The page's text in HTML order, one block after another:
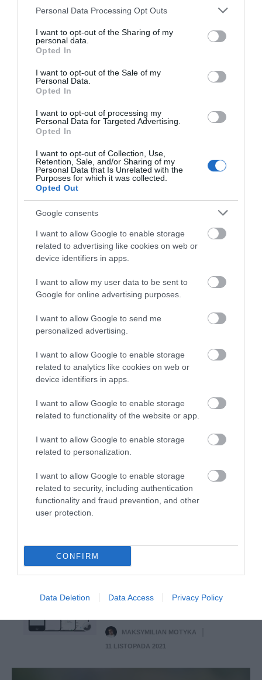
Please note that this website/app uses one or more Google
not limited to your visit or usage behaviour. You may click to
grant or deny consent to Google and its third-party tags to
use your data for below specified purposes in below Google
consent section.
Personal Data Processing Opt Outs
I want to opt-out of the Sharing of my
personal data.
Opted In
I want to opt-out of the Sale of my
Personal Data.
Opted In
I want to opt-out of processing my
Personal Data for Targeted Advertising.
Opted In
I want to opt-out of Collection, Use,
Retention, Sale, and/or Sharing of my
Personal Data that Is Unrelated with the
Purposes for which it was collected.
Opted Out
Google consents
I want to allow Google to enable storage
related to advertising like cookies on web or
device identifiers in apps.
I want to allow my user data to be sent to
Google for online advertising purposes.
I want to allow Google to send me
personalized advertising.
I want to allow Google to enable storage
related to analytics like cookies on web or
device identifiers in apps.
I want to allow Google to enable storage
related to functionality of the website or app.
I want to allow Google to enable storage
related to personalization.
I want to allow Google to enable storage
related to security, including authentication
functionality and fraud prevention, and other
user protection.
CONFIRM
Data Deletion Data Access Privacy Policy
Xiaomi może pracować nad tańszą
JAKUB SZKUDLAREK
LOKALIZATORY
JAKUB SZKUDLAREK
12 LIPCA 2021
Tima Cooka. Otrzymał
odpowiedź!
TOMASZ SZWAST
Wygląda na to, że Huawei też chce mieć
swój smart tag. Nadchodzi Huawei S-
LOKALIZATORY
Ważna zmiana w iOS.
Podrzucone AirTagi będzie
10 LISTOPADA 2021
APPLE
Apple Find My – czyli jak
działa jabłkowa sieć
MAKSYMILIAN MOTYKA
11 LISTOPADA 2021